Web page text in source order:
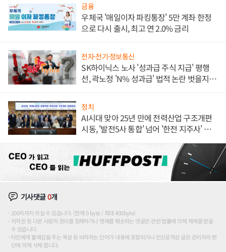
금융
우체국 '매일이자 파킹통장' 5만 계좌 한정
으로 다시 출시, 최고 연 2.0% 금리
전자·전기·정보통신
SK하이닉스 노사 '성과급 주식 지급' 평행
선, 곽노정 'N% 성과급' 법적 논란 벗을지 주
정치
AI시대 맞아 25년 만에 전력산업 구조개편
시동, '발전5사 통합' 넘어 '한전 지주사' 재편
기사댓글0개
200자까지 쓰실 수 있습니다. (현재 0 byte / 최대 400byte)
저작권 등 다른 사람의 권리를 침해하거나 명예를 훼손하는 댓글은 관련 법률에 의해 제재를 받을
수 있습니다.
타인에게 불쾌감을 주는 욕설 등 비하하는 단어가 내용에 포함되거나 인신공격성 글은 관리자의 판
단에 의해 삭제 합니다.